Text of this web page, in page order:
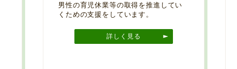
男性の育児休業等の取得を推進してい
くための支援をしています。
詳しく見る